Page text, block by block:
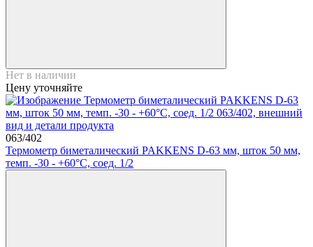
Нет в наличии
Цену уточняйте
063/402
Термометр биметалический PAKKENS D-63 мм, шток 50 мм,
темп. -30 - +60°C, соед. 1/2